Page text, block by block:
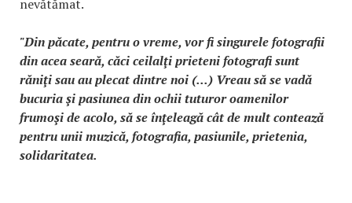
nevătămat.
"Din păcate, pentru o vreme, vor fi singurele fotografii
din acea seară, căci ceilalţi prieteni fotografi sunt
răniţi sau au plecat dintre noi (...) Vreau să se vadă
bucuria şi pasiunea din ochii tuturor oamenilor
frumoşi de acolo, să se înţeleagă cât de mult contează
pentru unii muzică, fotografia, pasiunile, prietenia,
solidaritatea.